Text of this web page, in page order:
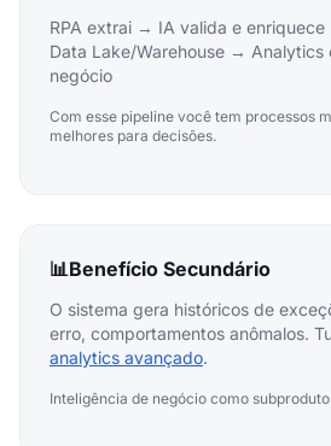
RPA extrai → IA valida e
Data Lake/Warehouse → Analytics
negócio
Com esse pipeline você tem processos
melhores para decisões.
📊Benefício Secundário
O sistema gera históricos de
erro, comportamentos anômalos.
analytics avançado.
Inteligência de negócio como